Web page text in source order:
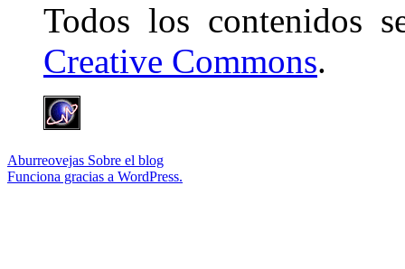
Todos los contenidos
Creative Commons.
Aburreovejas Sobre el blog
Funciona gracias a WordPress.